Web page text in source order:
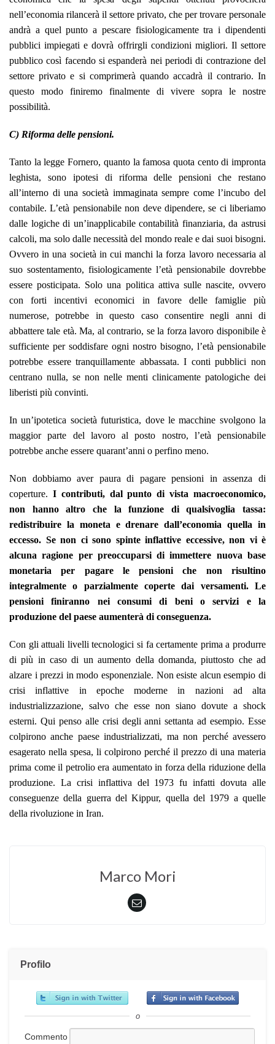
nell’economia rilancerà il settore privato, che per trovare personale
andrà a quel punto a pescare fisiologicamente tra i dipendenti
pubblici impiegati e dovrà offrirgli condizioni migliori. Il settore
pubblico così facendo si espanderà nei periodi di contrazione del
settore privato e si comprimerà quando accadrà il contrario. In
questo modo finiremo finalmente di vivere sopra le nostre
possibilità.
C) Riforma delle pensioni.
Tanto la legge Fornero, quanto la famosa quota cento di impronta
leghista, sono ipotesi di riforma delle pensioni che restano
all’interno di una società immaginata sempre come l’incubo del
contabile. L’età pensionabile non deve dipendere, se ci liberiamo
dalle logiche di un’inapplicabile contabilità finanziaria, da astrusi
calcoli, ma solo dalle necessità del mondo reale e dai suoi bisogni.
Ovvero in una società in cui manchi la forza lavoro necessaria al
suo sostentamento, fisiologicamente l’età pensionabile dovrebbe
essere posticipata. Solo una politica attiva sulle nascite, ovvero
con forti incentivi economici in favore delle famiglie più
numerose, potrebbe in questo caso consentire negli anni di
abbattere tale età. Ma, al contrario, se la forza lavoro disponibile è
sufficiente per soddisfare ogni nostro bisogno, l’età pensionabile
potrebbe essere tranquillamente abbassata. I conti pubblici non
centrano nulla, se non nelle menti clinicamente patologiche dei
liberisti più convinti.
In un’ipotetica società futuristica, dove le macchine svolgono la
maggior parte del lavoro al posto nostro, l’età pensionabile
potrebbe anche essere quarant’anni o perfino meno.
Non dobbiamo aver paura di pagare pensioni in assenza di
coperture. I contributi, dal punto di vista macroeconomico,
non hanno altro che la funzione di qualsivoglia tassa:
redistribuire la moneta e drenare dall’economia quella in
eccesso. Se non ci sono spinte inflattive eccessive, non vi è
alcuna ragione per preoccuparsi di immettere nuova base
monetaria per pagare le pensioni che non risultino
integralmente o parzialmente coperte dai versamenti. Le
pensioni finiranno nei consumi di beni o servizi e la
produzione del paese aumenterà di conseguenza.
Con gli attuali livelli tecnologici si fa certamente prima a produrre
di più in caso di un aumento della domanda, piuttosto che ad
alzare i prezzi in modo esponenziale. Non esiste alcun esempio di
crisi inflattive in epoche moderne in nazioni ad alta
industrializzazione, salvo che esse non siano dovute a shock
esterni. Qui penso alle crisi degli anni settanta ad esempio. Esse
colpirono anche paese industrializzati, ma non perché avessero
esagerato nella spesa, li colpirono perché il prezzo di una materia
prima come il petrolio era aumentato in forza della riduzione della
produzione. La crisi inflattiva del 1973 fu infatti dovuta alle
conseguenze della guerra del Kippur, quella del 1979 a quelle
della rivoluzione in Iran.
Marco Mori
Profilo
o
Commento